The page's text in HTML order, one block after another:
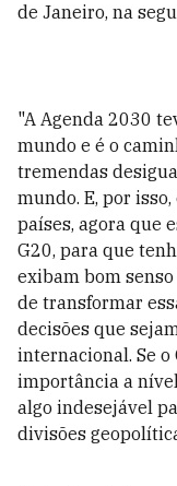
de Janeiro, na
"A Agenda 2030
mundo e é o
tremendas
mundo. E, por
países, agora que
G20, para que
exibam bom
de transformar
decisões que
internacional. Se
importância a
algo indesejável
divisões